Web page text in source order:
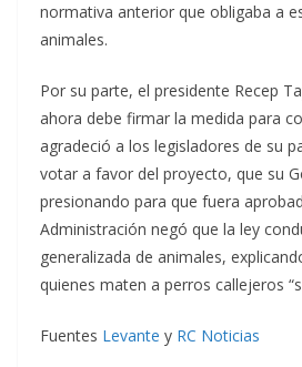
normativa anterior que obligaba a
animales.
Por su parte, el presidente Recep
ahora debe firmar la medida para
agradeció a los legisladores de su
votar a favor del proyecto, que su
presionando para que fuera
Administración negó que la ley
generalizada de animales,
quienes maten a perros callejeros
Fuentes Levante y RC Noticias